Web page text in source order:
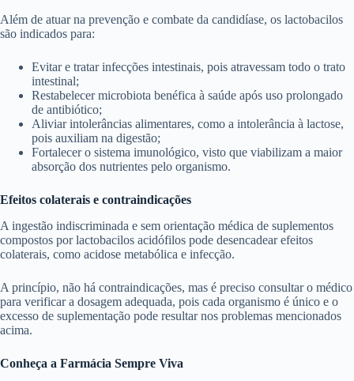
Além de atuar na prevenção e combate da candidíase, os lactobacilos
são indicados para:
Evitar e tratar infecções intestinais, pois atravessam todo o trato
intestinal;
Restabelecer microbiota benéfica à saúde após uso prolongado
de antibiótico;
Aliviar intolerâncias alimentares, como a intolerância à lactose,
pois auxiliam na digestão;
Fortalecer o sistema imunológico, visto que viabilizam a maior
absorção dos nutrientes pelo organismo.
Efeitos colaterais e contraindicações
A ingestão indiscriminada e sem orientação médica de suplementos
compostos por lactobacilos acidófilos pode desencadear efeitos
colaterais, como acidose metabólica e infecção.
A princípio, não há contraindicações, mas é preciso consultar o médico
para verificar a dosagem adequada, pois cada organismo é único e o
excesso de suplementação pode resultar nos problemas mencionados
acima.
Conheça a Farmácia Sempre Viva